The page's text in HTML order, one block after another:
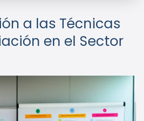
a las Técnicas
en el Sector